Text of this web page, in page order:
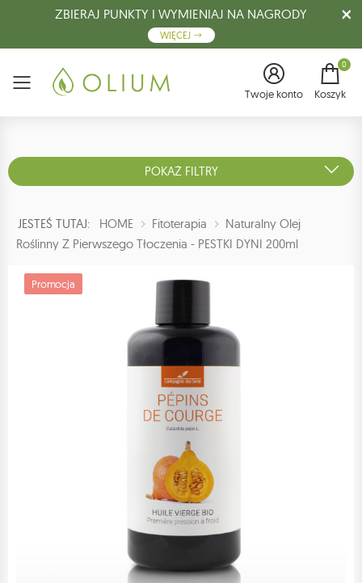
ZBIERAJ PUNKTY I WYMIENIAJ NA NAGRODY
WIĘCEJ
Menu Twoje konto
0
Koszyk
POKAŻ FILTRY
JESTEŚ TUTAJ: HOME Fitoterapia
Naturalny Olej
Roślinny Z Pierwszego Tłoczenia - PESTKI DYNI 200ml
Promocja